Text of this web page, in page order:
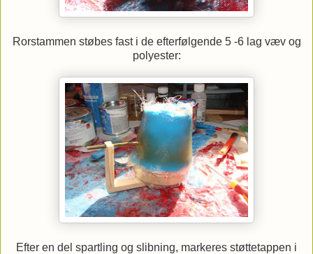
Rorstammen støbes fast i de efterfølgende 5 -6 lag væv og
polyester:
Efter en del spartling og slibning, markeres støttetappen i